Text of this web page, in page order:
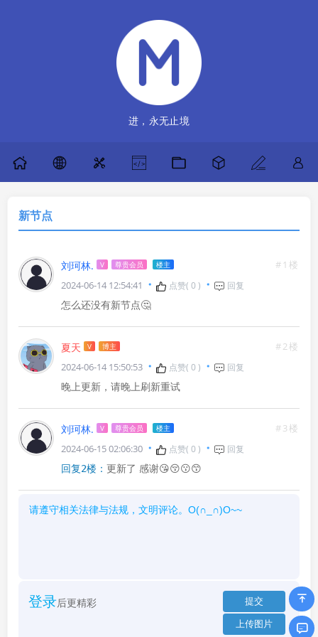
进，永无止境
新节点
刘珂林. V 尊贵会员 楼主
#1楼
2024-06-14 12:54:41
点赞( 0 ) 回复
怎么还没有新节点🤔
夏天 V 博主
#2楼
2024-06-14 15:50:53
点赞( 0 ) 回复
晚上更新，请晚上刷新重试
刘珂林. V 尊贵会员 楼主
#3楼
2024-06-15 02:06:30
点赞( 0 ) 回复
回复2楼： 更新了 感谢😘😚😗😙
登录后更精彩